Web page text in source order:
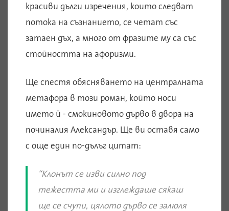
красиви дълги изречения, които следват
потока на съзнанието, се четат със
затаен дъх, а много от фразите му са със
стойността на афоризми.
Ще спестя обясняването на централната
метафора в този роман, който носи
името й - смокиновото дърво в двора на
починалия Александър. Ще ви оставя само
с още един по-дълъг цитат:
“Клонът се изви силно под
тежестта ми и изглеждаше сякаш
ще се счупи, цялото дърво се залюля